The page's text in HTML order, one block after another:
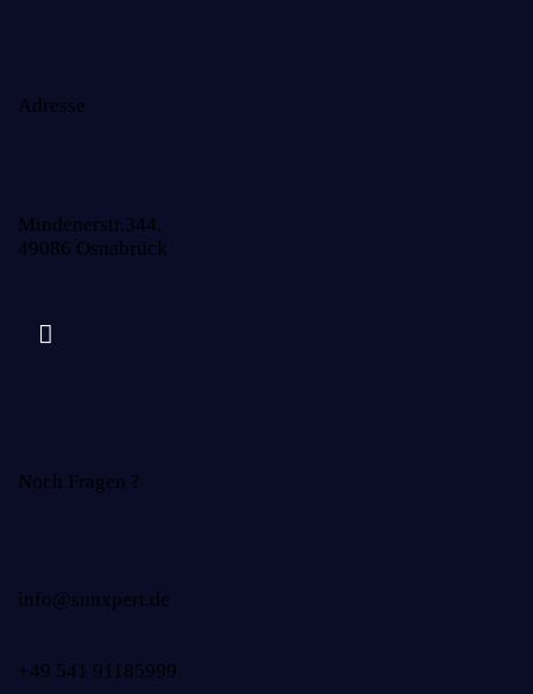
Adresse
Mindenerstr.344,
49086 Osnabrück
Noch Fragen ?
info@sunxpert.de
+49 541 91185999